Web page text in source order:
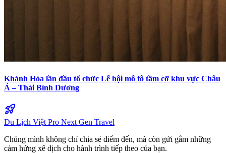
Khánh Hòa lần đầu tổ chức Lễ hội mô tô tầm cỡ khu vực Châu
Á – Thái Bình Dương
rocket_launch
Du Lịch Việt Pro Next Gen Travel
Chúng mình không chỉ chia sẻ điểm đến, mà còn gửi gắm những
cảm hứng xê dịch cho hành trình tiếp theo của bạn.